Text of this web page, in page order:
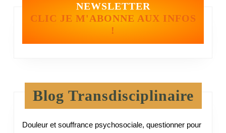
NEWSLETTER
CLIC JE M'ABONNE AUX INFOS
!
Blog Transdisciplinaire
Douleur et souffrance psychosociale, questionner pour